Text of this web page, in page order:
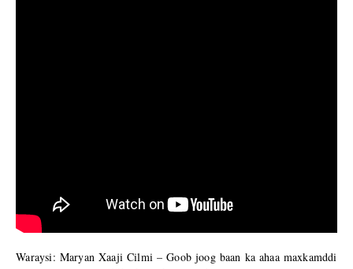
Waraysi: Maryan Xaaji Cilmi – Goob joog baan ka ahaa maxkamddi